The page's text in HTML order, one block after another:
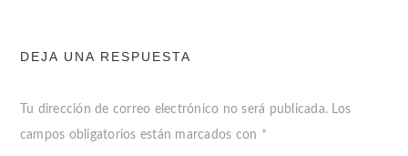
DEJA UNA RESPUESTA
Tu dirección de correo electrónico no será publicada. Los
campos obligatorios están marcados con *